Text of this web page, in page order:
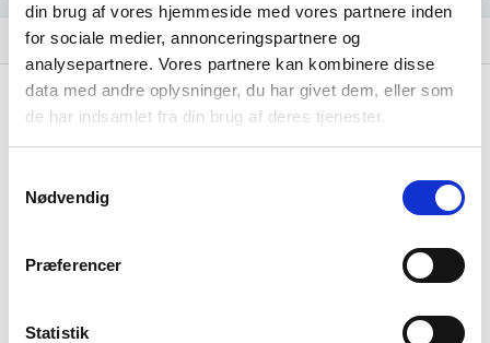
din brug af vores hjemmeside med vores partnere inden
for sociale medier, annonceringspartnere og
analysepartnere. Vores partnere kan kombinere disse
data med andre oplysninger, du har givet dem, eller som
de har indsamlet fra din brug af deres tjenester.
Nødvendig
Præferencer
Statistik
show_chart Udvikling i antal ansatte
beskæftigelse endnu. Vi kan derfor ikke
generere figuren for denne virksomhed.